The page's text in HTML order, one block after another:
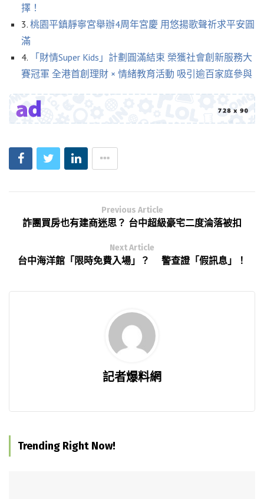
擇！
3. 桃園平鎮靜寧宮舉辦4周年宮慶 用悠揚歌聲祈求平安圓
滿
4.
「財情Super Kids」計劃圓滿結束 榮獲社會創新服務大
賽冠軍 全港首創理財 × 情緒教育活動 吸引逾百家庭參與
Previous Article
詐團買房也有建商迷思？ 台中超級豪宅二度淪落被扣
Next Article
台中海洋館「限時免費入場」？ 警查證「假訊息」！
記者爆料網
Trending Right Now!